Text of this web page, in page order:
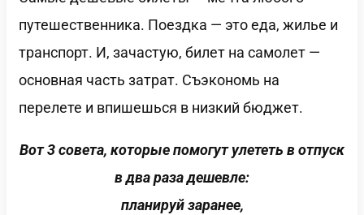
путешественника. Поездка — это еда, жилье и
транспорт. И, зачастую, билет на самолет —
основная часть затрат. Съэкономь на
перелете и впишешься в низкий бюджет.
Вот 3 совета, которые помогут улететь в отпуск
в два раза дешевле:
планируй заранее,